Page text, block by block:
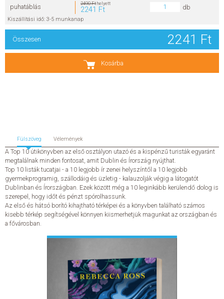
Kosárba
puhatáblás 2490 Fthelyett
2241 Ft db
Kiszállítási idő: 3-5 munkanap
Összesen 2241 Ft
Fülszöveg Vélemények
A Top 10 útikönyvben az első osztályon utazó és a kispénzű turisták egyaránt
megtalálnak minden fontosat, amit Dublin és Írország nyújthat.
Top 10 listák tucatjai - a 10 legjobb ír zenei helyszíntől a 10 legjobb
gyermekprogramig, szállodáig és üzletig - kalauzolják végig a látogatót
Dublinban és Írországban. Ezek között még a 10 leginkább kerülendő dolog is
szerepel, hogy időt és pénzt spórolhassunk.
Az első és hátsó borító kihajtható térképei és a könyvben található számos
kisebb térkép segítségével könnyen kiismerhetjük magunkat az országban és
a fővárosban.
NÉPSZERŰ KÖNYVEK
SEGÍTHETEK?
HÍREK
KAPCSOLAT
ELŐRENDELHETŐ KIADVÁNYOK
ÚJDONSÁGOK